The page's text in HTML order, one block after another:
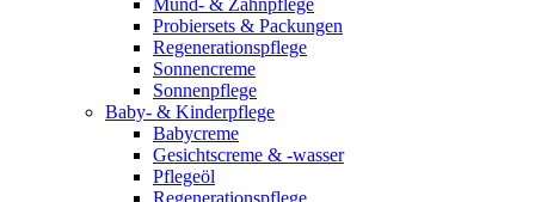
Mund- & Zahnpflege
Probiersets & Packungen
Regenerationspflege
Sonnencreme
Sonnenpflege
Baby- & Kinderpflege
Babycreme
Gesichtscreme & -wasser
Pflegeöl
Regenerationspflege